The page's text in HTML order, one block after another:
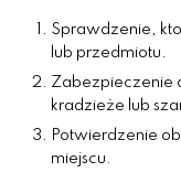
Sprawdzenie,
lub przedmiotu.
Zabezpieczenie
kradzieże lub
Potwierdzenie
miejscu.